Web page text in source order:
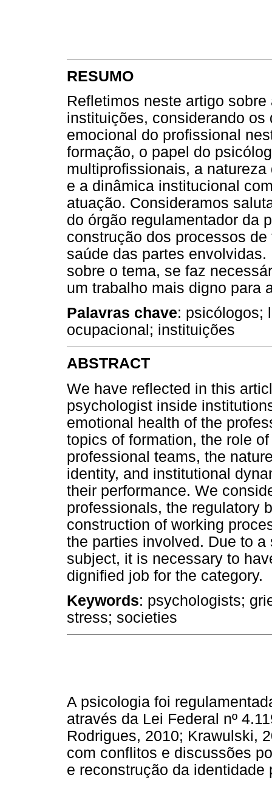
RESUMO
Refletimos neste artigo
instituições, considerando
emocional do profissional
formação, o papel do
multiprofissionais, a
e a dinâmica institucional
atuação. Consideramos
do órgão regulamentador da
construção dos processos
saúde das partes
sobre o tema, se faz
um trabalho mais digno para
Palavras chave: psicólogos;
ocupacional; instituições
ABSTRACT
We have reflected in this
psychologist inside
emotional health of the
topics of formation, the role
professional teams, the
identity, and institutional
their performance. We
professionals, the regulatory
construction of working
the parties involved. Due to
subject, it is necessary to
dignified job for the category.
Keywords: psychologists;
stress; societies
A psicologia foi
através da Lei Federal nº
Rodrigues, 2010; Krawulski,
com conflitos e discussões
e reconstrução da identidade